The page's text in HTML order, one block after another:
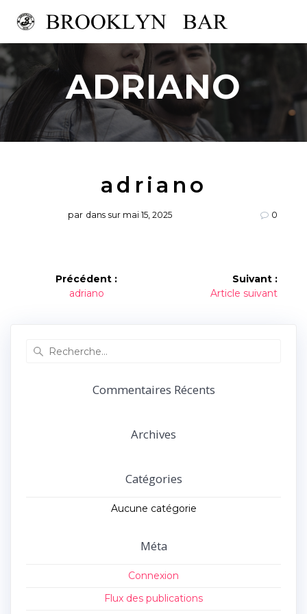
au
ADRIANO
adriano
par dans sur mai 15, 2025 0
Navigation
Précédent :
Article
adriano
Suivant :
Article
Article suivant
Commentaires Récents
Archives
Catégories
Aucune catégorie
Méta
Connexion
Flux des publications